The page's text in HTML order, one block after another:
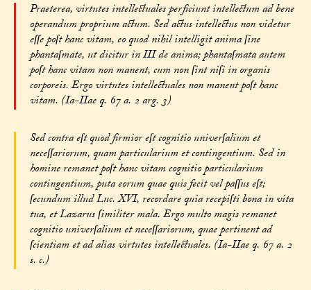
Praeterea, virtutes intellectuales perficiunt intellectum ad bene
operandum proprium actum. Sed actus intellectus non videtur
eſſe poſt hanc vitam, eo quod nihil intelligit anima ſine
phantaſmate, ut dicitur in III de anima; phantaſmata autem
poſt hanc vitam non manent, cum non ſint niſi in organis
corporeis. Ergo virtutes intellectuales non manent poſt hanc
vitam. (Ia-IIae q. 67 a. 2 arg. 3)
Sed contra eſt quod firmior eſt cognitio univerſalium et
neceſſariorum, quam particularium et contingentium. Sed in
homine remanet poſt hanc vitam cognitio particularium
contingentium, puta eorum quae quis fecit vel paſſus eſt;
ſecundum illud Luc. XVI, recordare quia recepiſti bona in vita
tua, et Lazarus ſimiliter mala. Ergo multo magis remanet
cognitio univerſalium et neceſſariorum, quae pertinent ad
ſcientiam et ad alias virtutes intellectuales. (Ia-IIae q. 67 a. 2
s. c.)